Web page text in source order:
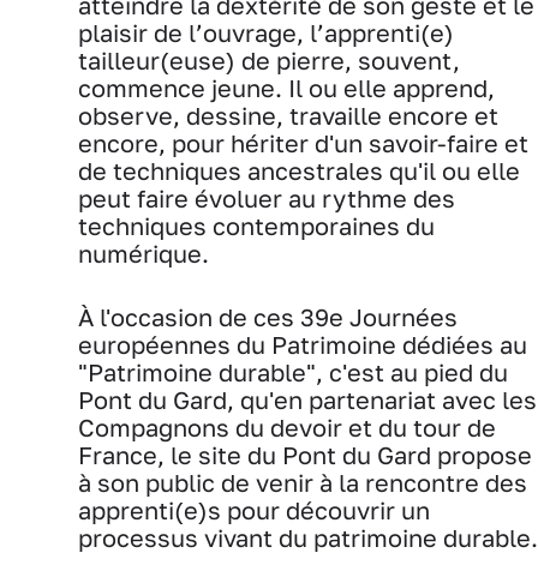
plaisir de l’ouvrage, l’apprenti(e)
tailleur(euse) de pierre, souvent,
commence jeune. Il ou elle apprend,
observe, dessine, travaille encore et
encore, pour hériter d'un savoir-faire et
de techniques ancestrales qu'il ou elle
peut faire évoluer au rythme des
techniques contemporaines du
numérique.
À l'occasion de ces 39e Journées
européennes du Patrimoine dédiées au
"Patrimoine durable", c'est au pied du
Pont du Gard, qu'en partenariat avec les
Compagnons du devoir et du tour de
France, le site du Pont du Gard propose
à son public de venir à la rencontre des
apprenti(e)s pour découvrir un
processus vivant du patrimoine durable.